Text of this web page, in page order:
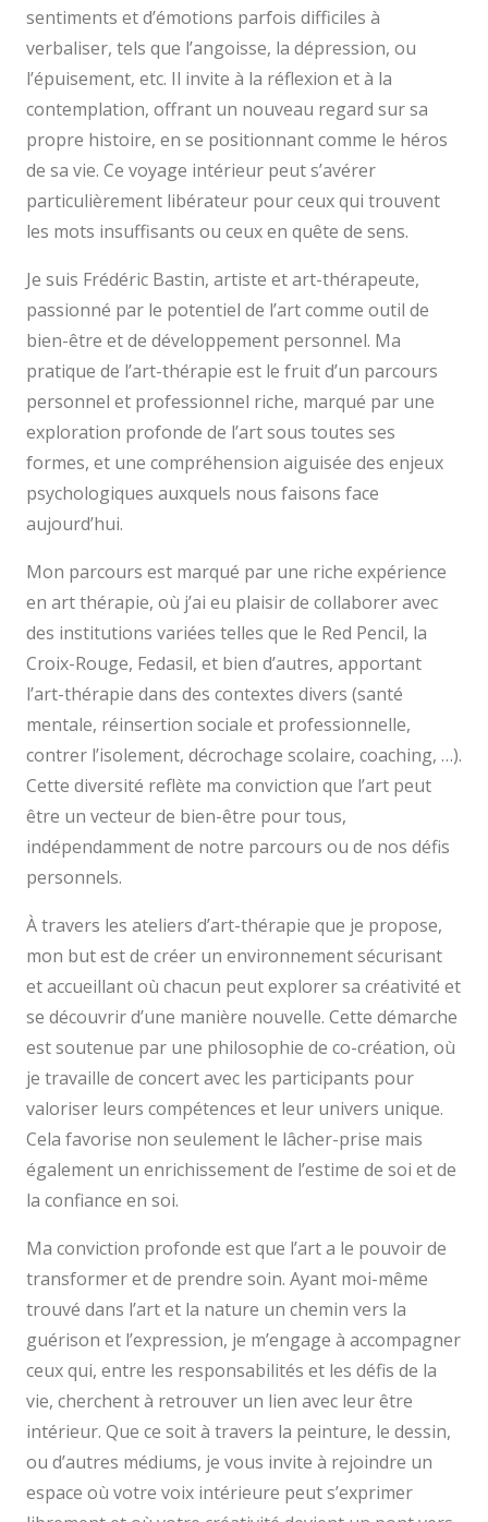
sentiments et d’émotions parfois difficiles à
verbaliser, tels que l’angoisse, la dépression, ou
l’épuisement, etc. Il invite à la réflexion et à la
contemplation, offrant un nouveau regard sur sa
propre histoire, en se positionnant comme le héros
de sa vie. Ce voyage intérieur peut s’avérer
particulièrement libérateur pour ceux qui trouvent
les mots insuffisants ou ceux en quête de sens.
Je suis Frédéric Bastin, artiste et art-thérapeute,
passionné par le potentiel de l’art comme outil de
bien-être et de développement personnel. Ma
pratique de l’art-thérapie est le fruit d’un parcours
personnel et professionnel riche, marqué par une
exploration profonde de l’art sous toutes ses
formes, et une compréhension aiguisée des enjeux
psychologiques auxquels nous faisons face
aujourd’hui.
Mon parcours est marqué par une riche expérience
en art thérapie, où j’ai eu plaisir de collaborer avec
des institutions variées telles que le Red Pencil, la
Croix-Rouge, Fedasil, et bien d’autres, apportant
l’art-thérapie dans des contextes divers (santé
mentale, réinsertion sociale et professionnelle,
contrer l’isolement, décrochage scolaire, coaching, …).
Cette diversité reflète ma conviction que l’art peut
être un vecteur de bien-être pour tous,
indépendamment de notre parcours ou de nos défis
personnels.
À travers les ateliers d’art-thérapie que je propose,
mon but est de créer un environnement sécurisant
et accueillant où chacun peut explorer sa créativité et
se découvrir d’une manière nouvelle. Cette démarche
est soutenue par une philosophie de co-création, où
je travaille de concert avec les participants pour
valoriser leurs compétences et leur univers unique.
Cela favorise non seulement le lâcher-prise mais
également un enrichissement de l’estime de soi et de
la confiance en soi.
Ma conviction profonde est que l’art a le pouvoir de
transformer et de prendre soin. Ayant moi-même
trouvé dans l’art et la nature un chemin vers la
guérison et l’expression, je m’engage à accompagner
ceux qui, entre les responsabilités et les défis de la
vie, cherchent à retrouver un lien avec leur être
intérieur. Que ce soit à travers la peinture, le dessin,
ou d’autres médiums, je vous invite à rejoindre un
espace où votre voix intérieure peut s’exprimer